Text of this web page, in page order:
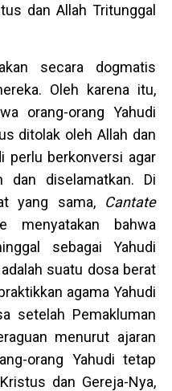
dan Allah Tritunggal
secara dogmatis
Oleh karena itu,
orang-orang Yahudi
ditolak oleh Allah dan
perlu berkonversi agar
dan diselamatkan. Di
yang sama, Cantate
menyatakan bahwa
sebagai Yahudi
suatu dosa berat
agama Yahudi
setelah Pemakluman
menurut ajaran
orang Yahudi tetap
dan Gereja-Nya,